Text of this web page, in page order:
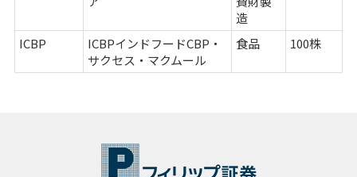
造
ICBP
ICBPインドフードCBP・
サクセス・マクムール
食品 100株